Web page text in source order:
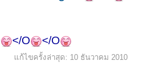
</O </O
แก้ไขครั้งล่าสุด: 10 ธันวาคม 2010